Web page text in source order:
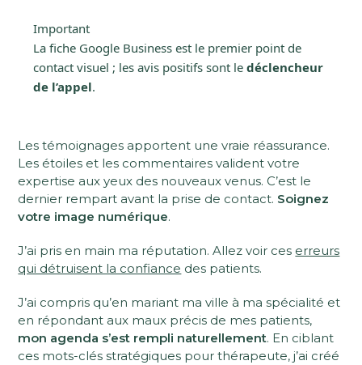
Important
La fiche Google Business est le premier point de
contact visuel ; les avis positifs sont ledéclencheur
de l’appel.
Les témoignages apportent une vraie réassurance.
Les étoiles et les commentaires valident votre
expertise aux yeux des nouveaux venus. C’est le
dernier rempart avant la prise de contact. Soignez
votre image numérique.
J’ai pris en main ma réputation. Allez voir ces erreurs
qui détruisent la confiance des patients.
J’ai compris qu’en mariant ma ville à ma spécialité et
en répondant aux maux précis de mes patients,
mon agenda s’est rempli naturellement. En ciblant
ces mots-clés stratégiques pour thérapeute, j’ai créé